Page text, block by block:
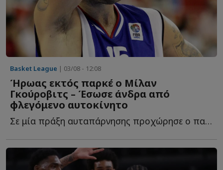
Basket League | 03/08 - 12:08
Ήρωας εκτός παρκέ ο Μίλαν
Γκούροβιτς – Έσωσε άνδρα από
φλεγόμενο αυτοκίνητο
Σε μία πράξη αυταπάρνησης προχώρησε ο παλαίμαχος άσος τ...